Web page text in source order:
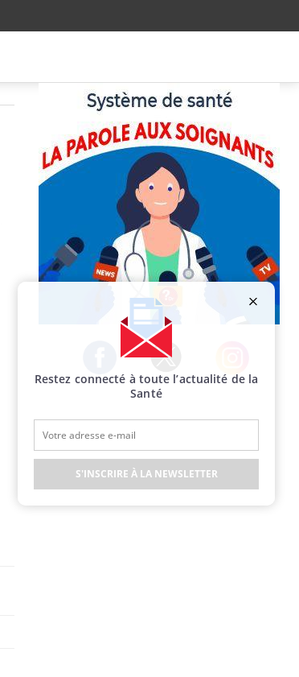
Facebook Twitter Instagram
Restez connecté à toute l’actualité de la
Santé
S'INSCRIRE À LA NEWSLETTER